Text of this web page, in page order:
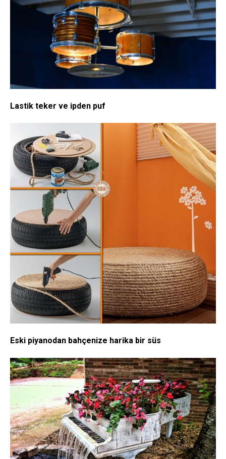
Lastik teker ve ipden puf
Eski piyanodan bahçenize harika bir süs